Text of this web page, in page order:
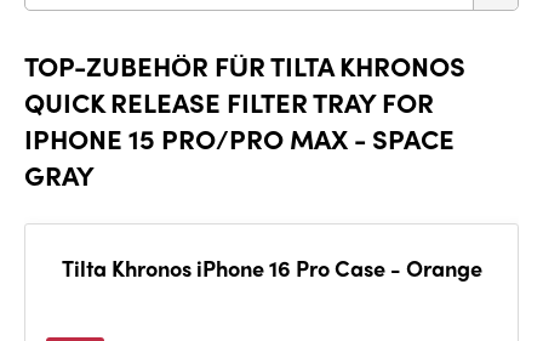
TOP-ZUBEHÖR FÜR TILTA KHRONOS
QUICK RELEASE FILTER TRAY FOR
IPHONE 15 PRO/PRO MAX - SPACE
GRAY
Tilta Khronos iPhone 16 Pro Case - Orange